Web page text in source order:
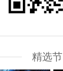
精选节